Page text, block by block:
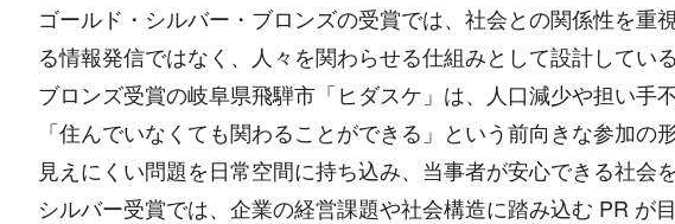
ゴールド・シルバー・ブロンズの受賞では、社会との関係性を
る情報発信ではなく、人々を関わらせる仕組みとして設計している
ブロンズ受賞の岐阜県飛騨市「ヒダスケ」は、人口減少や担い手
「住んでいなくても関わることができる」という前向きな参加
見えにくい問題を日常空間に持ち込み、当事者が安心できる社会
シルバー受賞では、企業の経営課題や社会構造に踏み込む PR